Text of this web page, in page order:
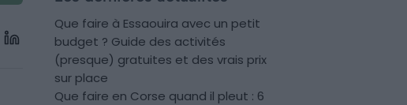
Que faire à Essaouira avec un petit
budget ? Guide des activités
(presque) gratuites et des vrais prix
sur place
Que faire en Corse quand il pleut : 6